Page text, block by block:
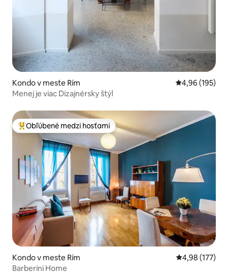
Kondo v meste Rím Priemerné
4,96 (195)
Menej je viac Dizajnérsky štýl
Najobľúbenejšie medzi hosťami
Obľúbené medzi hosťami
Kondo v meste Rím Priemerné
4,98 (177)
Barberini Home